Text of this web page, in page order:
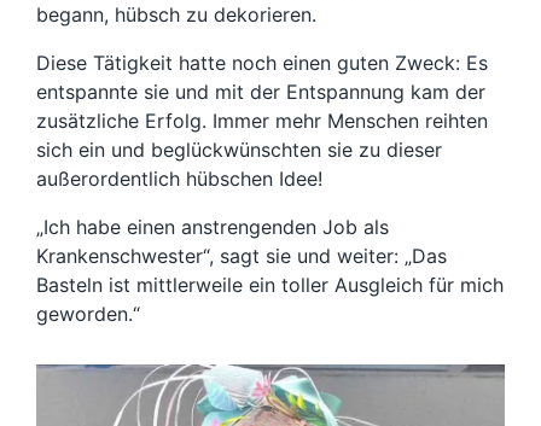
begann, hübsch zu dekorieren.
Diese Tätigkeit hatte noch einen guten Zweck: Es
entspannte sie und mit der Entspannung kam der
zusätzliche Erfolg. Immer mehr Menschen reihten
sich ein und beglückwünschten sie zu dieser
außerordentlich hübschen Idee!
„Ich habe einen anstrengenden Job als
Krankenschwester“, sagt sie und weiter: „Das
Basteln ist mittlerweile ein toller Ausgleich für mich
geworden.“